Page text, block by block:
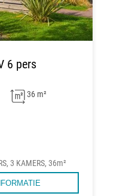
6 pers
36 m²
3 KAMERS, 36m²